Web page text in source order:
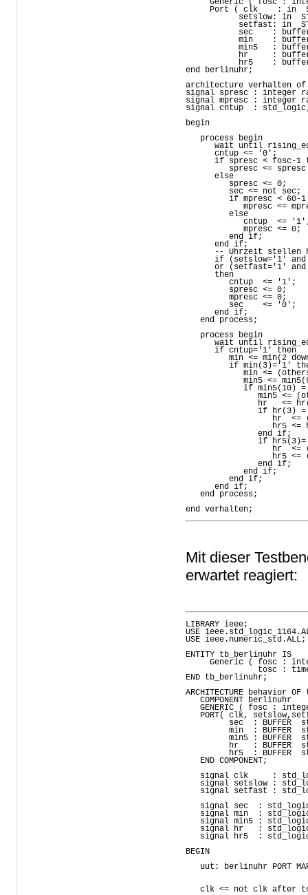
Port ( clk    : in
setslow: in
setfast: in
sec    : buffer
min    : buffer
min5   : buffer
hr     : buffer
hr5    : buffer
end berlinuhr;
architecture verhalten
signal spresc : integer
signal mpresc : integer
signal cntup  :
begin
process begin
wait until
cntup <= '0';
if spresc < fosc-1
spresc <= spresc
else
spresc <= 0;
sec <= not sec;
if mpresc < 60-1
mpresc <=
else
cntup  <= '1';
mpresc <= 0;
end if;
end if;
-- Uhrzeit stellen
if (setslow='1' and
or (setfast='1' and
then
cntup  <= '1';
spresc <= 0;
mpresc <= 0;
sec    <= '0';
end if;
end process;
process begin
wait until
if cntup='1' then
min <= min(2
if min(3)='1'
min <=
min5 <= min5(9
if min5(10) =
min5 <=
hr   <= hr(2
if hr(3) = '1'
hr  <=
hr5 <= hr5(2
end if;
if hr5(3)='1' and
hr  <=
hr5 <=
end if;
end if;
end if;
end if;
end process;
end verhalten;
Mit dieser
erwartet reagiert:
LIBRARY ieee;
USE
USE ieee.numeric_std.ALL;
ENTITY tb_berlinuhr IS
Generic ( fosc :
tosc : time    :=
END tb_berlinuhr;
ARCHITECTURE behavior
COMPONENT berlinuhr
GENERIC ( fosc :
PORT( clk,
sec  : BUFFER
min  : BUFFER
min5 : BUFFER
hr   : BUFFER
hr5  : BUFFER
END COMPONENT;
signal clk     :
signal setslow :
signal setfast :
signal sec  :
signal min  :
signal min5 :
signal hr   :
signal hr5  :
BEGIN
uut: berlinuhr PORT
clk <= not clk after